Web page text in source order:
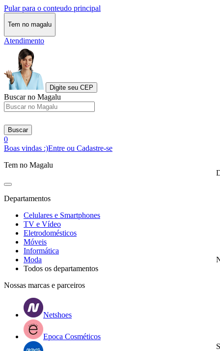
Pular para o conteudo principal
Tem no magalu
Atendimento
Digite seu CEP
Buscar no Magalu
Buscar
0
Boas vindas :)Entre ou Cadastre-se
Tem no Magalu
Departamentos
Celulares e Smartphones
TV e Vídeo
Eletrodomésticos
Móveis
Informática
Moda
Todos os departamentos
Nossas marcas e parceiros
Netshoes
Epoca Cosméticos